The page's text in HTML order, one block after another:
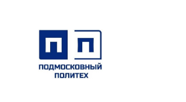
содержимому